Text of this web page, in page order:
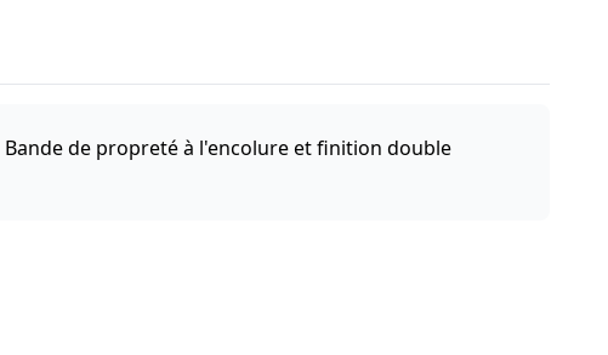
de propreté à l'encolure et finition double